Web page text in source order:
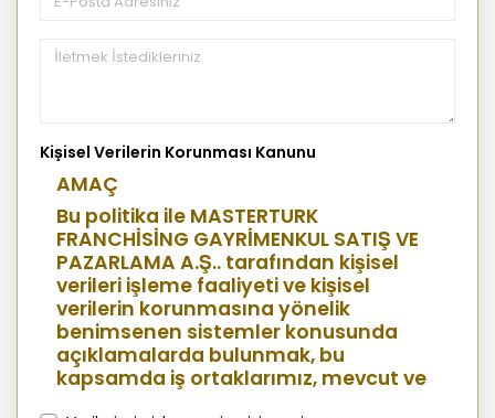
Kişisel Verilerin Korunması Kanunu
AMAÇ
Bu politika ile MASTERTURK
FRANCHİSİNG GAYRİMENKUL SATIŞ VE
PAZARLAMA A.Ş.. tarafından kişisel
verileri işleme faaliyeti ve kişisel
verilerin korunmasına yönelik
benimsenen sistemler konusunda
açıklamalarda bulunmak, bu
kapsamda iş ortaklarımız, mevcut ve